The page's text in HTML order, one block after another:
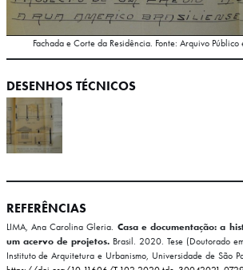
Fachada e Corte da Residência. Fonte: Arquivo
DESENHOS TÉCNICOS
REFERÊNCIAS
LIMA, Ana Carolina Gleria. Casa e documentação: a
um acervo de projetos.Brasil. 2020. Tese (Doutorado
Instituto de Arquitetura e Urbanismo, Universidade de São